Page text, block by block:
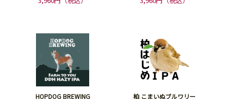
HOPDOG BREWING
柏 こまいぬブルワリー